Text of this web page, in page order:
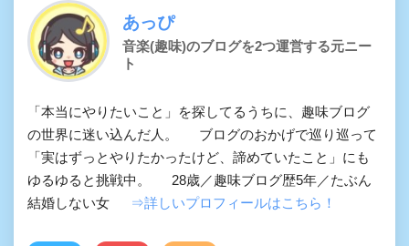
あっぴ
音楽(趣味)のブログを2つ運営する元ニー
ト
「本当にやりたいこと」を探してるうちに、趣味ブログ
の世界に迷い込んだ人。 ブログのおかげで巡り巡って
「実はずっとやりたかったけど、諦めていたこと」にも
ゆるゆると挑戦中。 28歳／趣味ブログ歴5年／たぶん
結婚しない女
⇒詳しいプロフィールはこちら！